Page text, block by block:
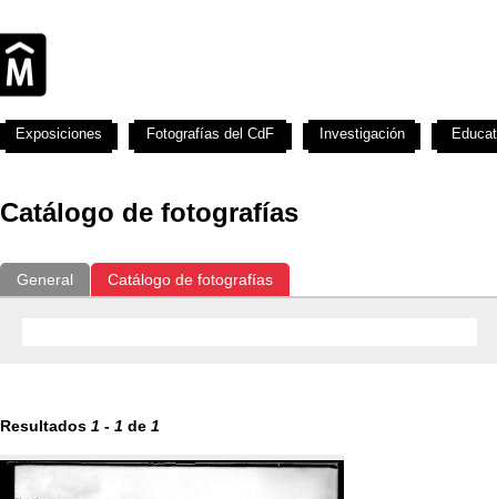
Catálogo de fotografías
General Catálogo de fotografías
Resultados 1 - 1 de 1
Exposiciones Fotografías del CdF Investigación